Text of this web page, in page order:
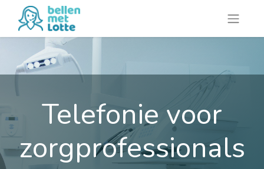
Telefonie voor
zorgprofessionals